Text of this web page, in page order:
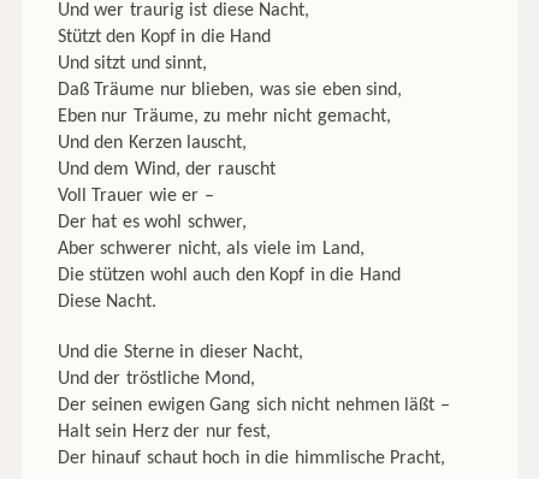
Und wer traurig ist diese Nacht,
Stützt den Kopf in die Hand
Und sitzt und sinnt,
Daß Träume nur blieben, was sie eben sind,
Eben nur Träume, zu mehr nicht gemacht,
Und den Kerzen lauscht,
Und dem Wind, der rauscht
Voll Trauer wie er –
Der hat es wohl schwer,
Aber schwerer nicht, als viele im Land,
Die stützen wohl auch den Kopf in die Hand
Diese Nacht.
Und die Sterne in dieser Nacht,
Und der tröstliche Mond,
Der seinen ewigen Gang sich nicht nehmen läßt –
Halt sein Herz der nur fest,
Der hinauf schaut hoch in die himmlische Pracht,